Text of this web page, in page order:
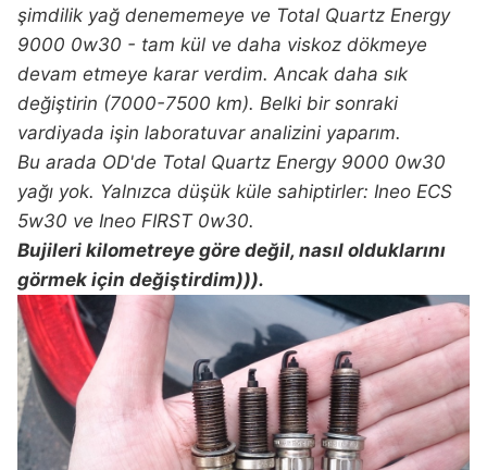
şimdilik yağ denememeye ve Total Quartz Energy
9000 0w30 - tam kül ve daha viskoz dökmeye
devam etmeye karar verdim. Ancak daha sık
değiştirin (7000-7500 km). Belki bir sonraki
vardiyada işin laboratuvar analizini yaparım.
Bu arada OD'de Total Quartz Energy 9000 0w30
yağı yok. Yalnızca düşük küle sahiptirler: Ineo ECS
5w30 ve Ineo FIRST 0w30.
Bujileri kilometreye göre değil, nasıl olduklarını
görmek için değiştirdim))).